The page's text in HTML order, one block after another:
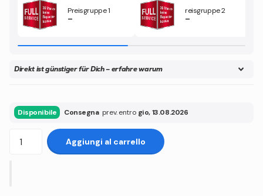
Preisgruppe 1
–
reisgruppe 2
–
Direkt ist günstiger für Dich – erfahre warum
Disponibile Consegnaprev. entro gio, 13.08.2026
Aggiungi al carrello